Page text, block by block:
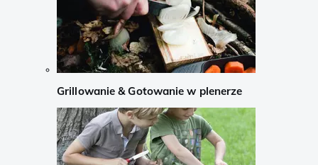
Grillowanie & Gotowanie w plenerze